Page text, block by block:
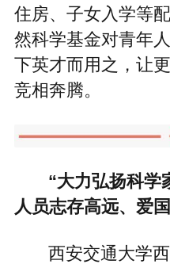
住房、子女入学等
然科学基金对青年
下英才而用之，让
竞相奔腾。
“大力弘扬科学
人员志存高远、爱
西安交通大学